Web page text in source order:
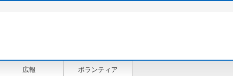
広報 ボランティア